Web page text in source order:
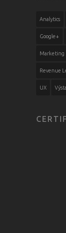
Analytics
Google+
Marketing
Revenue
UX